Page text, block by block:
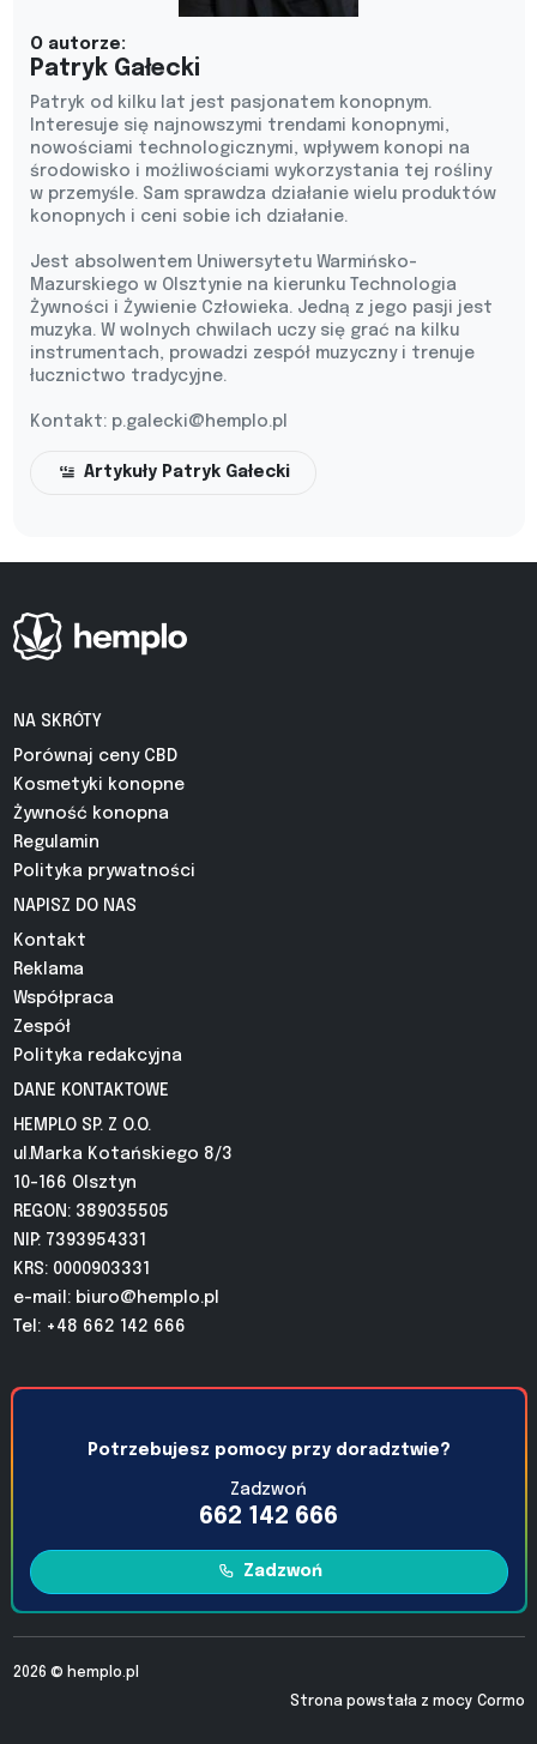
O autorze:
Patryk Gałecki
Patryk od kilku lat jest pasjonatem konopnym.
Interesuje się najnowszymi trendami konopnymi,
nowościami technologicznymi, wpływem konopi na
środowisko i możliwościami wykorzystania tej rośliny
w przemyśle. Sam sprawdza działanie wielu produktów
konopnych i ceni sobie ich działanie.
Jest absolwentem Uniwersytetu Warmińsko-
Mazurskiego w Olsztynie na kierunku Technologia
Żywności i Żywienie Człowieka. Jedną z jego pasji jest
muzyka. W wolnych chwilach uczy się grać na kilku
instrumentach, prowadzi zespół muzyczny i trenuje
łucznictwo tradycyjne.
Kontakt: p.galecki@hemplo.pl
Artykuły Patryk Gałecki
NA SKRÓTY
Porównaj ceny CBD
Kosmetyki konopne
Żywność konopna
Regulamin
Polityka prywatności
NAPISZ DO NAS
Kontakt
Reklama
Współpraca
Zespół
Polityka redakcyjna
DANE KONTAKTOWE
HEMPLO SP. Z O.O.
ul.Marka Kotańskiego 8/3
10-166 Olsztyn
REGON: 389035505
NIP: 7393954331
KRS: 0000903331
e-mail: biuro@hemplo.pl
Tel: +48 662 142 666
Potrzebujesz pomocy przy doradztwie?
Zadzwoń
662 142 666
Zadzwoń
2026 © hemplo.pl
Strona powstała z mocy Cormo